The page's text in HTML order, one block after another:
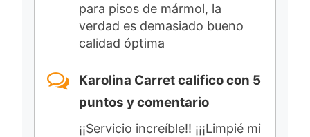
para pisos de mármol, la
verdad es demasiado bueno
calidad óptima
Karolina Carret califico con 5
puntos y comentario
¡¡Servicio increíble!! ¡¡¡Limpié mi